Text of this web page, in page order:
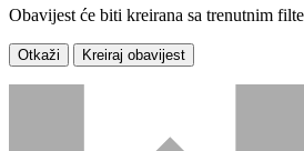
Obavijest će biti kreirana sa trenutnim
Otkaži Kreiraj obavijest